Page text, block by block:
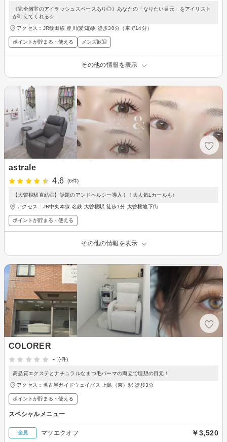
《完全個室のアイラッシュスペースあり◎》あなたの「なりたい目元」をアイリスト
が叶えてくれる☆
アクセス：JR飯田線 豊川(愛知)駅 徒歩30分（車で14分）
ポイントが貯まる・使える メンズ歓迎
その他の情報を表示
astrale
4.6
(6件)
【大曽根駅直結◎】話題のアンドヘルシー導入！！大人気Lカールも♪
アクセス：JR中央本線 名鉄 大曽根駅 徒歩1分 大曽根地下街
ポイントが貯まる・使える
その他の情報を表示
COLORER
-
(-件)
高品質エクステとナチュラルなまつ毛パーマの両立で理想の目元！
アクセス：名古屋ガイドウェイバス 上島（東）駅 徒歩3分
ポイントが貯まる・使える
スペシャルメニュー
全員 マツエクオフ ￥3,520